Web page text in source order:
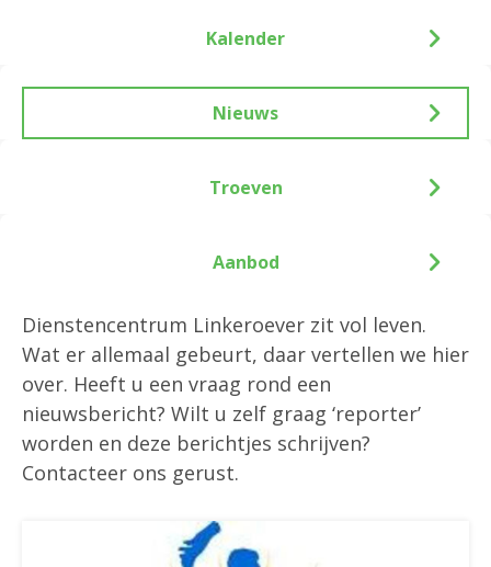
Kalender
Nieuws
Dienstencentrum Linkeroever zit vol leven.
Wat er allemaal gebeurt, daar vertellen we hier
over. Heeft u een vraag rond een
nieuwsbericht? Wilt u zelf graag ‘reporter’
worden en deze berichtjes schrijven?
Contacteer ons gerust.
Troeven
Aanbod